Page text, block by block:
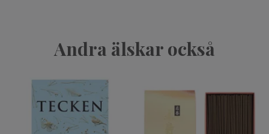
Andra älskar också